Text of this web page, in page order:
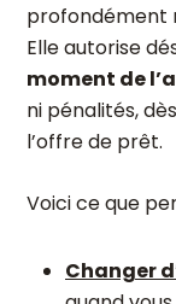
profondément
Elle autorise
moment de
ni pénalités,
l’offre de prêt.
Voici ce que
Changer